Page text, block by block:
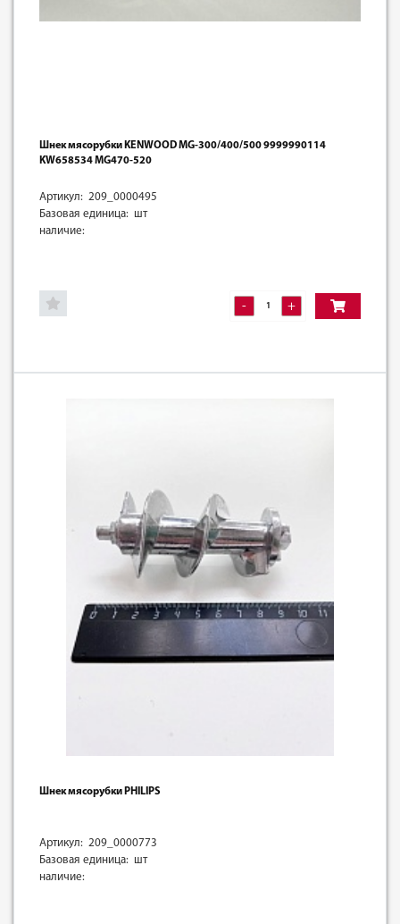
Шнек мясорубки KENWOOD MG-300/400/500 9999990114
KW658534 MG470-520
Артикул: 209_0000495
Базовая единица: шт
наличие:
- +
Шнек мясорубки PHILIPS
Артикул: 209_0000773
Базовая единица: шт
наличие: